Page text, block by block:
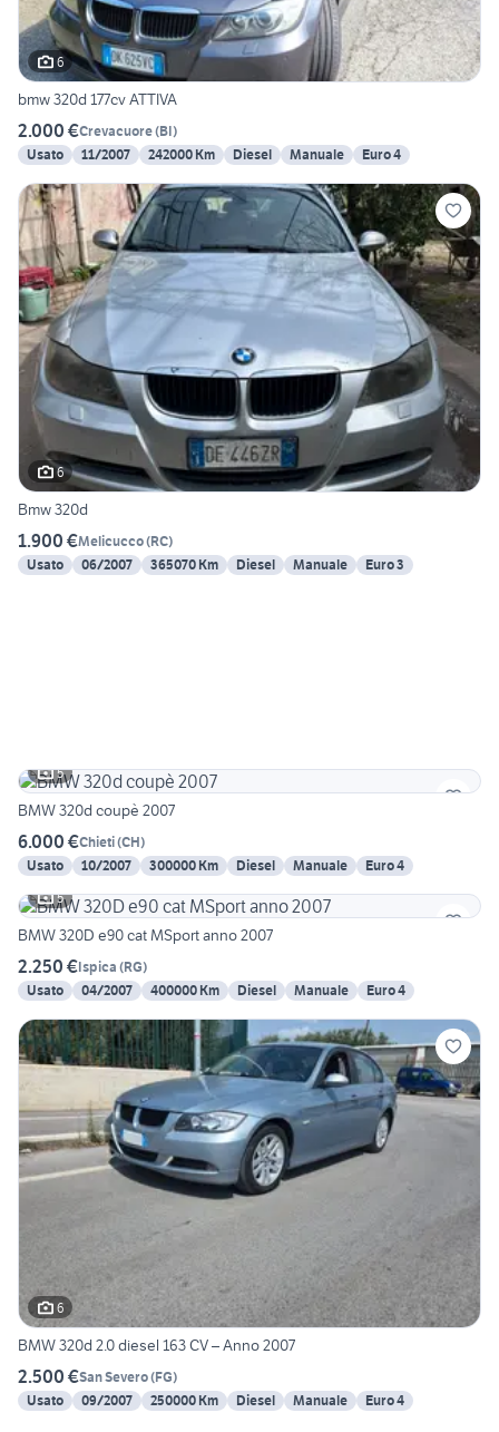
6
bmw 320d 177cv ATTIVA
2.000 €Crevacuore(BI)
Usato
11/2007 242000 Km Diesel Manuale Euro 4
6
Bmw 320d
1.900 €Melicucco(RC)
Usato
06/2007 365070 Km Diesel Manuale Euro 3
5
BMW 320d coupè 2007
6.000 €Chieti(CH)
Usato
10/2007 300000 Km Diesel Manuale
Euro 4
5
BMW 320D e90 cat MSport anno 2007
2.250 €Ispica (RG)
Usato
04/2007 400000 Km Diesel Manuale Euro 4
6
BMW 320d 2.0 diesel 163 CV – Anno 2007
2.500 €San Severo(FG)
Usato
09/2007 250000 Km Diesel Manuale Euro 4